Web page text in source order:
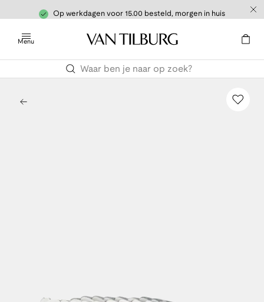
Op werkdagen voor 15.00 besteld, morgen in huis
Menu